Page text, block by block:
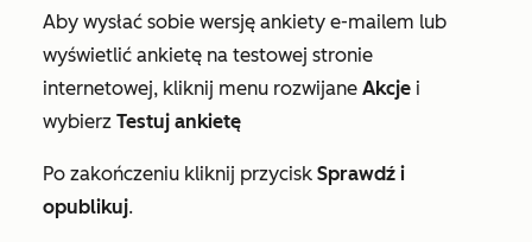
Aby wysłać sobie wersję ankiety e-mailem lub
wyświetlić ankietę na testowej stronie
internetowej, kliknij menu rozwijane Akcje i
wybierz Testuj ankietę
Po zakończeniu kliknij przycisk Sprawdź i
opublikuj.